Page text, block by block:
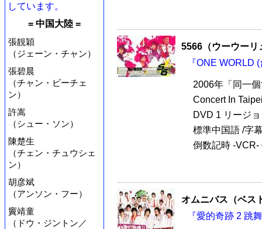
しています。
= 中国大陸 =
張靚穎
（ジェーン・チャン）
張碧晨
（チャン・ビーチェ
ン）
許嵩
（シュー・ソン）
陳楚生
（チェン・チュウシェ
ン）
胡彦斌
（アンソン・フー）
竇靖童
（ドウ・ジントン／
5566（ウーウーリ
『ONE WORLD
2006年「同一
Concert In
DVD 1 リージ
標準中国語 /字
倒数記時 -VCR-
オムニバス（ベス
『愛的奇跡 2 跳